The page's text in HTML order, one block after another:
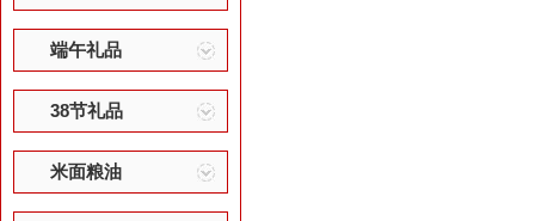
端午礼品
38节礼品
米面粮油